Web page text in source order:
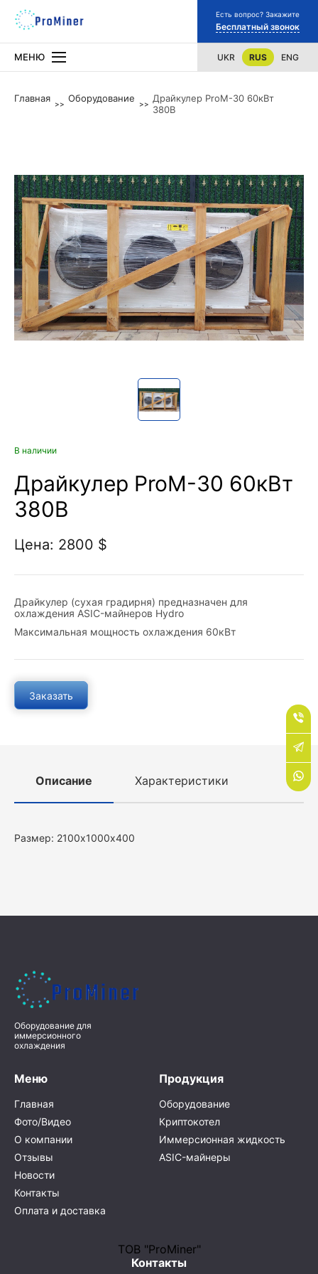
Есть вопрос? Закажите
Бесплатный звонок
МЕНЮ UKR RUS ENG
Главная Оборудование
Драйкулер ProM-30 60кВт
380В
В наличии
Драйкулер ProM-30 60кВт
380В
Цена: 2800 $
Драйкулер (сухая градирня) предназначен для
охлаждения ASIC-майнеров Hydro
Максимальная мощность охлаждения 60кВт
Заказать
Описание Характеристики
Размер: 2100х1000х400
Оборудование для
иммерсионного
охлаждения
Меню
Главная
Фото/Видео
О компании
Отзывы
Новости
Контакты
Оплата и доставка
Продукция
Оборудование
Криптокотел
Иммерсионная жидкость
ASIC-майнеры
ТОВ "ProMiner"
Контакты